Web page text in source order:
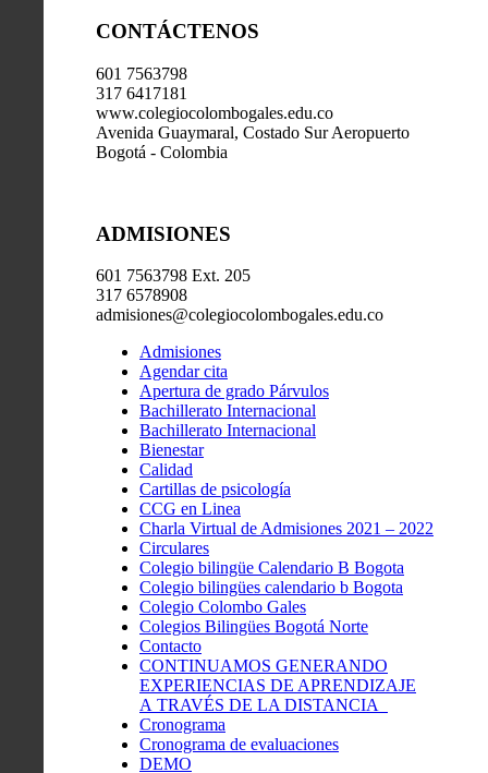
CONTÁCTENOS
601 7563798
317 6417181
www.colegiocolombogales.edu.co
Avenida Guaymaral, Costado Sur Aeropuerto
Bogotá - Colombia
ADMISIONES
601 7563798 Ext. 205
317 6578908
admisiones@colegiocolombogales.edu.co
Admisiones
Agendar cita
Apertura de grado Párvulos
Bachillerato Internacional
Bachillerato Internacional
Bienestar
Calidad
Cartillas de psicología
CCG en Linea
Charla Virtual de Admisiones 2021 – 2022
Circulares
Colegio bilingüe Calendario B Bogota
Colegio bilingües calendario b Bogota
Colegio Colombo Gales
Colegios Bilingües Bogotá Norte
Contacto
CONTINUAMOS GENERANDO
EXPERIENCIAS DE APRENDIZAJE
A TRAVÉS DE LA DISTANCIA
Cronograma
Cronograma de evaluaciones
DEMO